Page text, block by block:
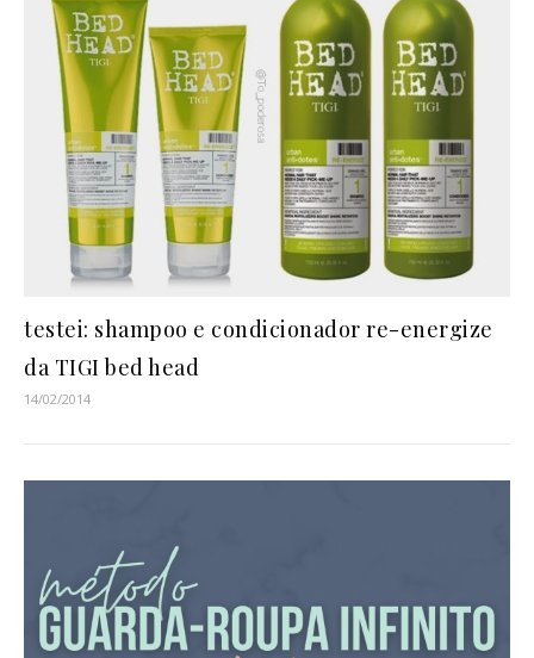
testei: shampoo e condicionador re-energize
da TIGI bed head
14/02/2014